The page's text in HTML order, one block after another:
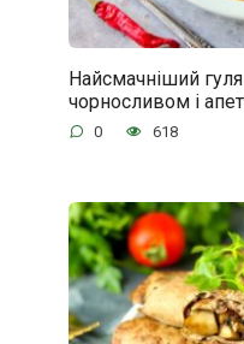
Найсмачніший
чорносливом і
0 618